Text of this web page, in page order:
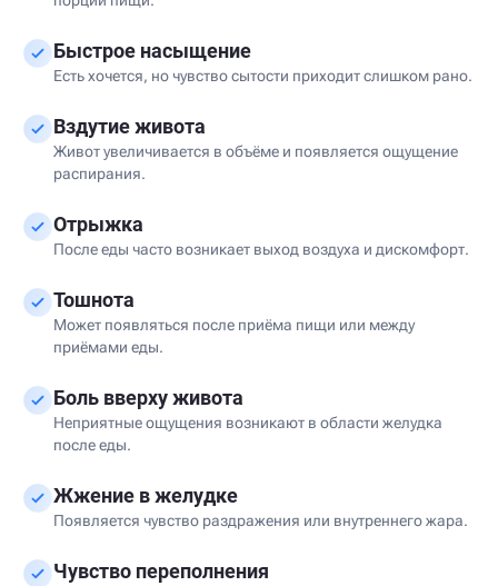
Быстрое насыщение
Есть хочется, но чувство сытости приходит слишком рано.
Вздутие живота
Живот увеличивается в объёме и появляется ощущение
распирания.
Отрыжка
После еды часто возникает выход воздуха и дискомфорт.
Тошнота
Может появляться после приёма пищи или между
приёмами еды.
Боль вверху живота
Неприятные ощущения возникают в области желудка
после еды.
Жжение в желудке
Появляется чувство раздражения или внутреннего жара.
Чувство переполнения